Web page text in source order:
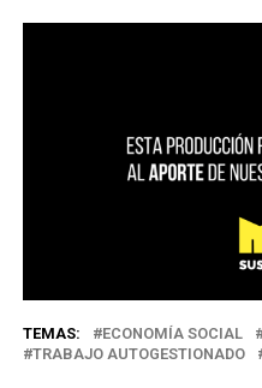
TEMAS: ECONOMÍA SOCIAL
TRABAJO AUTOGESTIONADO